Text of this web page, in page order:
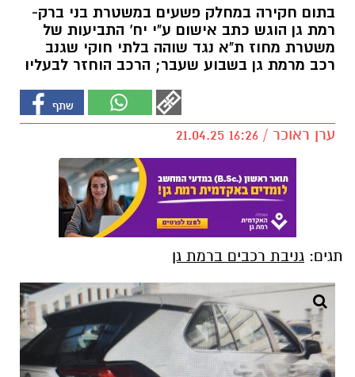
בתום חקירה במחלק פשעים במשטרת בני ברק-
רמת גן הוגש כתב אישום ע"י יח' התביעות של
משטרת מחוז ת"א נגד שוהה בלתי חוקי שגנב
רכב מרמת גן בשבוע שעבר; הרכב הוחזר לבעליו
ערן ראוכר / 16:26 21.04.25
תגים: גניבת רכבים ברמת גן